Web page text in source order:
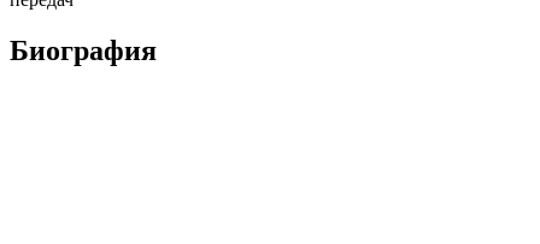
Биография